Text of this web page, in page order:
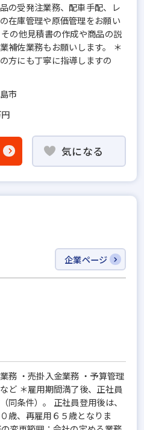
の受発注業務、配車手配、レ
在庫管理や原価管理をお願い
の他見積書の作成や商品の説
補佐業務もお願いします。 ＊
方にも丁寧に指導しますの
市
気になる
企業ページ
務 ・売掛入金業務 ・予算管理
ど ＊雇用期間満了後、正社員
同条件）。 正社員登用後は、
歳、再雇用６５歳となりま